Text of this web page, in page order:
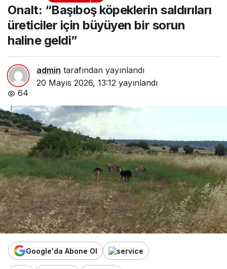
saldırıları üreticiler için
büyüyen bir sorun haline
geldi”
Onalt: “Başıboş köpeklerin saldırıları
üreticiler için büyüyen bir sorun
haline geldi”
admin tarafından yayınlandı
20 Mayıs 2026, 13:12 yayınlandı
64
Google'da Abone Ol